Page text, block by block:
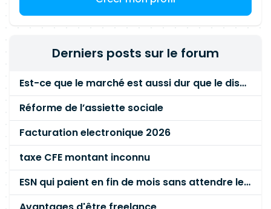
Derniers posts sur le forum
Est-ce que le marché est aussi dur que le disent les commerciaux ?
Réforme de l’assiette sociale
Facturation electronique 2026
taxe CFE montant inconnu
ESN qui paient en fin de mois sans attendre le paiement client ?